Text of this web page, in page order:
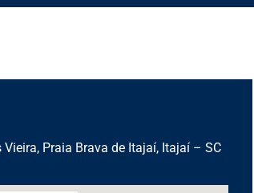
Praia Brava de Itajaí, Itajaí – SC